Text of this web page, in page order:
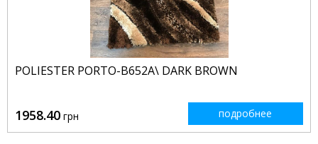
POLIESTER PORTO-B652A\ DARK BROWN
1958.40 грн подробнее